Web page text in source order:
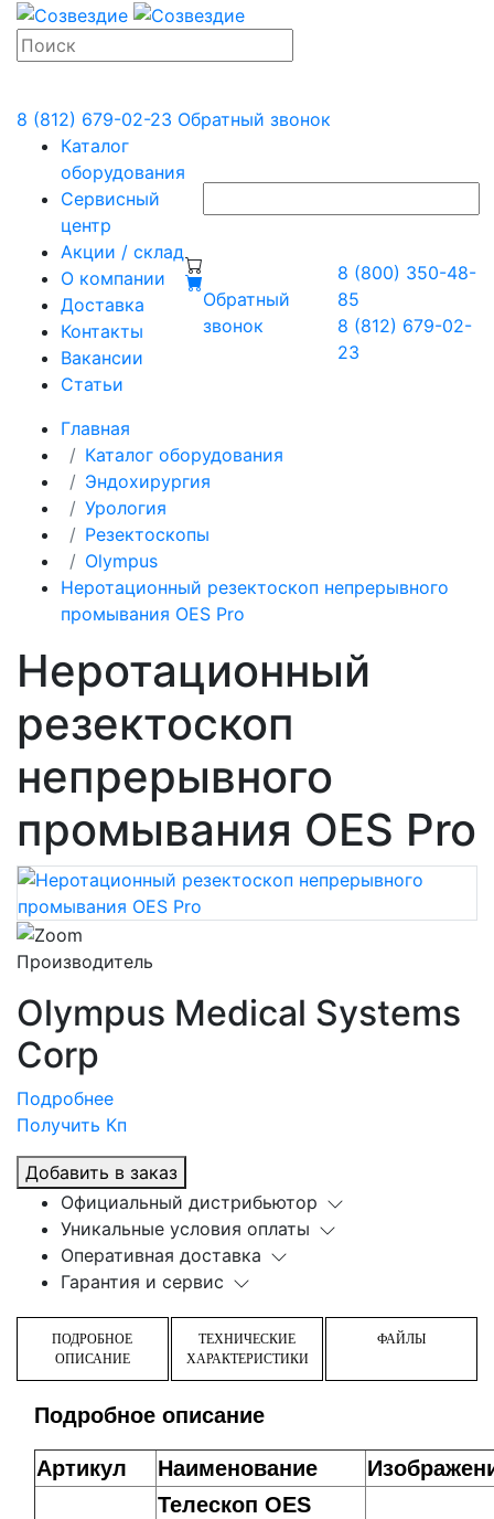
8 (812) 679-02-23 Обратный звонок
Каталог
оборудования
Сервисный
центр
Акции / склад
О компании
Доставка
Контакты
Вакансии
Статьи
Обратный
звонок
8 (800) 350-48-
85
8 (812) 679-02-
23
Главная
Каталог оборудования
Эндохирургия
Урология
Резектоскопы
Olympus
Неротационный резектоскоп непрерывного
промывания OES Pro
Неротационный
резектоскоп
непрерывного
промывания OES Pro
Производитель
Olympus Medical Systems
Corp
Подробнее
Получить Кп
Добавить в заказ
Официальный дистрибьютор
Уникальные условия оплаты
Оперативная доставка
Гарантия и сервис
ПОДРОБНОЕ
ОПИСАНИЕ
ТЕХНИЧЕСКИЕ
ХАРАКТЕРИСТИКИ
ФАЙЛЫ
Подробное описание
Артикул Наименование
Телескоп OES